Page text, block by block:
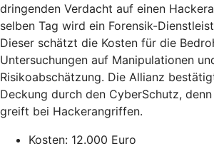
dringenden Verdacht auf einen
selben Tag wird ein Forensik-
Dieser schätzt die Kosten für die
Untersuchungen auf Manipulationen
Risikoabschätzung. Die Allianz
Deckung durch den CyberSchutz,
greift bei Hackerangriffen.
Kosten: 12.000 Euro